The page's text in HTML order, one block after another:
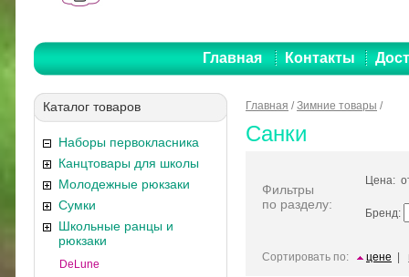
Главная Контакты
Каталог товаров
Наборы первокласника
Канцтовары для школы
Молодежные рюкзаки
Сумки
Школьные ранцы и
рюкзаки
DeLune
Главная /Зимние товары /
Санки
Фильтры
по разделу:
Цена:
Бренд:
Сортировать по: цене